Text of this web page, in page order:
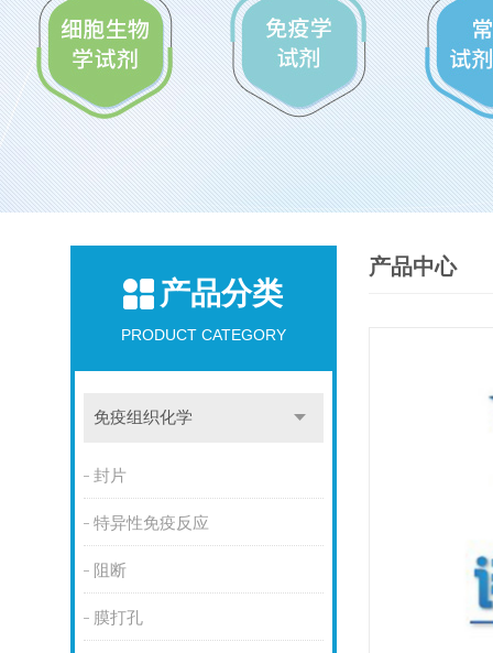
产品分类
PRODUCT CATEGORY
免疫组织化学
封片
特异性免疫反应
阻断
膜打孔
产品中心